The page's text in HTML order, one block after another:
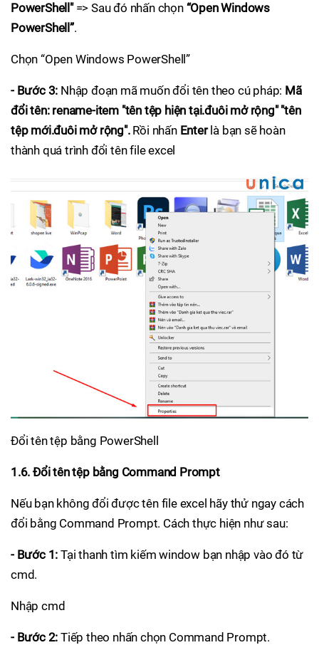
PowerShell"=> Sau đó nhấn chọn “Open Windows
PowerShell”.
Chọn “Open Windows PowerShell”
- Bước 3: Nhập đoạn mã muốn đổi tên theo cú pháp: Mã
đổi tên: rename-item "tên tệp hiện tại.đuôi mở rộng" "tên
tệp mới.đuôi mở rộng".Rồi nhấn Enterlà bạn sẽ hoàn
thành quá trình đổi tên file excel
Đổi tên tệp bằng PowerShell
1.6. Đổi tên tệp bằng Command Prompt
Nếu bạn không đổi được tên file excel hãy thử ngay cách
đổi bằng Command Prompt. Cách thực hiện như sau:
- Bước 1: Tại thanh tìm kiếm window bạn nhập vào đó từ
cmd.
Nhập cmd
- Bước 2: Tiếp theo nhấn chọn Command Prompt.